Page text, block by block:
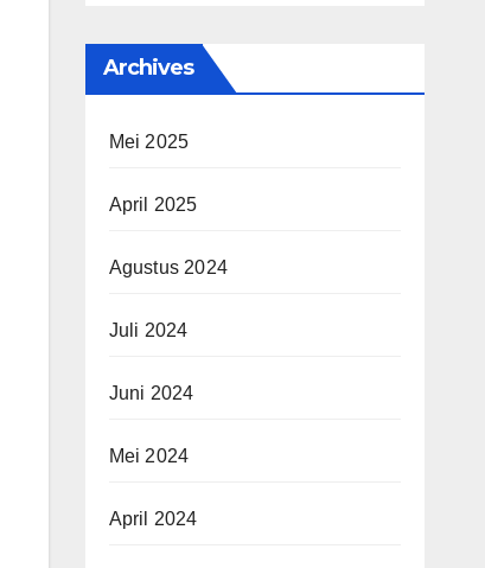
Archives
Mei 2025
April 2025
Agustus 2024
Juli 2024
Juni 2024
Mei 2024
April 2024